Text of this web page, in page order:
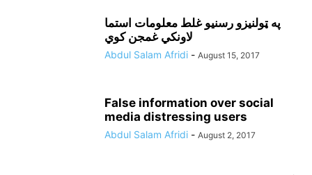
په ټولنيزو رسنيو غلط معلومات استما
لاونکي غمجن کوي
Abdul Salam Afridi - August 15, 2017
False information over social
media distressing users
Abdul Salam Afridi - August 2, 2017